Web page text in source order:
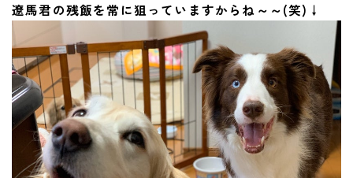
遼馬君の残飯を常に狙っていますからね～～(笑)↓